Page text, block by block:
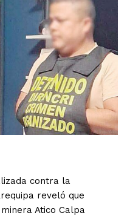
contra la
reveló que
Atico Calpa